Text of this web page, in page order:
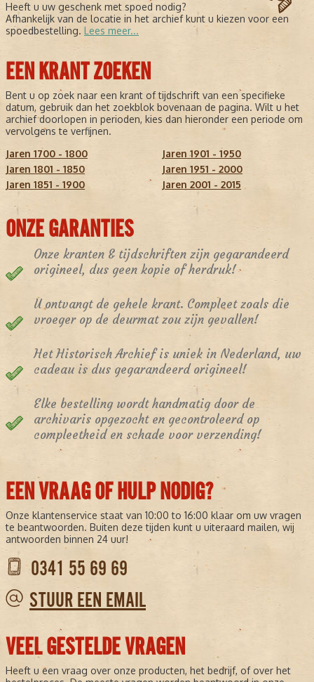
Heeft u uw geschenk met spoed nodig?
Afhankelijk van de locatie in het archief kunt u kiezen voor een
spoedbestelling. Lees meer...
EEN KRANT ZOEKEN
Bent u op zoek naar een krant of tijdschrift van een specifieke
datum, gebruik dan het zoekblok bovenaan de pagina. Wilt u het
archief doorlopen in perioden, kies dan hieronder een periode om
vervolgens te verfijnen.
Jaren 1700 - 1800
Jaren 1801 - 1850
Jaren 1851 - 1900
Jaren 1901 - 1950
Jaren 1951 - 2000
Jaren 2001 - 2015
ONZE GARANTIES
Onze kranten & tijdschriften zijn gegarandeerd
origineel, dus geen kopie of herdruk!
U ontvangt de gehele krant. Compleet zoals die
vroeger op de deurmat zou zijn gevallen!
Het Historisch Archief is uniek in Nederland, uw
cadeau is dus gegarandeerd origineel!
Elke bestelling wordt handmatig door de
archivaris opgezocht en gecontroleerd op
compleetheid en schade voor verzending!
EEN VRAAG OF HULP NODIG?
Onze klantenservice staat van 10:00 to 16:00 klaar om uw vragen
te beantwoorden. Buiten deze tijden kunt u uiteraard mailen, wij
antwoorden binnen 24 uur!
0341 55 69 69
STUUR EEN EMAIL
VEEL GESTELDE VRAGEN
Heeft u een vraag over onze producten, het bedrijf, of over het